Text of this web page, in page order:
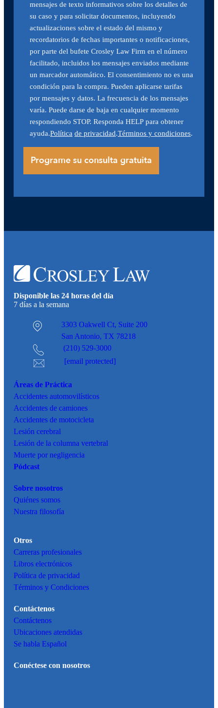
mensajes de texto informativos sobre los detalles de
su caso y para solicitar documentos, incluyendo
actualizaciones sobre el estado del mismo y
recordatorios de fechas importantes o notificaciones,
por parte del bufete Crosley Law Firm en el número
facilitado, incluidos los mensajes enviados mediante
un marcador automático. El consentimiento no es una
condición para la compra. Pueden aplicarse tarifas
por mensajes y datos. La frecuencia de los mensajes
varía. Puede darse de baja en cualquier momento
respondiendo STOP. Responda HELP para obtener
ayuda.Política de privacidad.Términos y condiciones.
Disponible las 24 horas del día
7 días a la semana
3303 Oakwell Ct, Suite 200
San Antonio, TX 78218
(210) 529-3000
[email protected]
Áreas de Práctica
Accidentes automovilísticos
Accidentes de camiones
Accidentes de motocicleta
Lesión cerebral
Lesión de la columna vertebral
Muerte por negligencia
Pódcast
Sobre nosotros
Quiénes somos
Nuestra filosofía
Otros
Carreras profesionales
Libros electrónicos
Política de privacidad
Términos y Condiciones
Contáctenos
Contáctenos
Ubicaciones atendidas
Se habla Español
Conéctese con nosotros